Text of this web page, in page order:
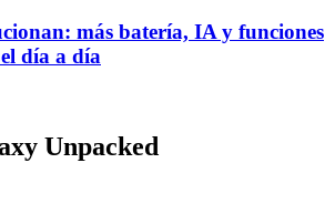
más batería, IA y funciones
día a día
Unpacked